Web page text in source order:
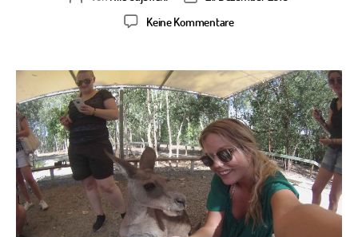
Keine Kommentarezu
East
Coast